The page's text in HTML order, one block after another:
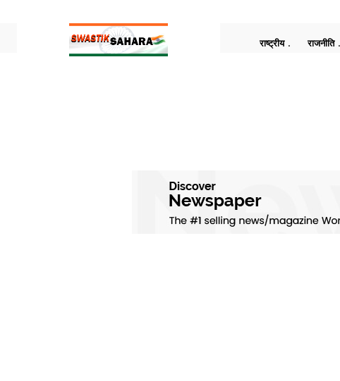
राष्ट्रीय राजनीति